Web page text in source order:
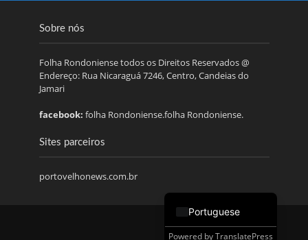
Sobre nós
Folha Rondoniense todos os Direitos Reservados @
Endereço: Rua Nicaraguá 7246, Centro, Candeias do
Jamari
facebook: folha Rondoniense.folha Rondoniense.
Sites parceiros
portovelhonews.com.br
Powered byTranslatePress
Portuguese